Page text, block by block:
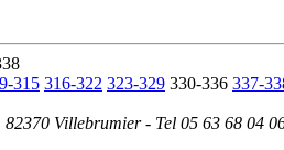
315 316-322 323-329 330-336 337-
Villebrumier - Tel 05 63 68 04